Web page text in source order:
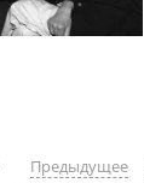
Предыдущее